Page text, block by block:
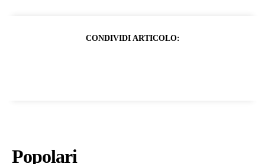
CONDIVIDI ARTICOLO:
Popolari